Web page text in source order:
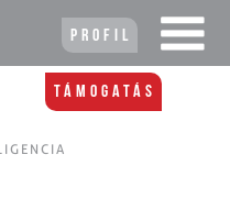
Profil
Támogatás